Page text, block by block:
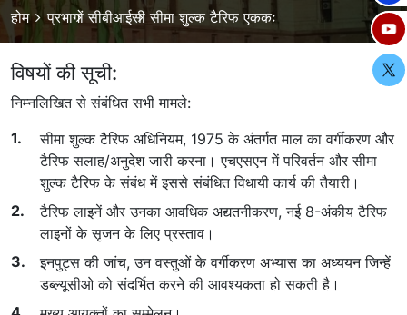
Breadcrumb
होम प्रभागों सीबीआईसी सीमा शुल्क टैरिफ एककः
विषयों की सूची:
निम्नलिखित से संबंधित सभी मामले:
सीमा शुल्क टैरिफ अधिनियम, 1975 के अंतर्गत माल का वर्गीकरण और
टैरिफ सलाह/अनुदेश जारी करना। एचएसएन में परिवर्तन और सीमा
शुल्क टैरिफ के संबंध में इससे संबंधित विधायी कार्य की तैयारी।
टैरिफ लाइनें और उनका आवधिक अद्यतनीकरण, नई 8-अंकीय टैरिफ
लाइनों के सृजन के लिए प्रस्ताव।
इनपुट्स की जांच, उन वस्तुओं के वर्गीकरण अभ्यास का अध्ययन जिन्हें
डब्ल्यूसीओ को संदर्भित करने की आवश्यकता हो सकती है।